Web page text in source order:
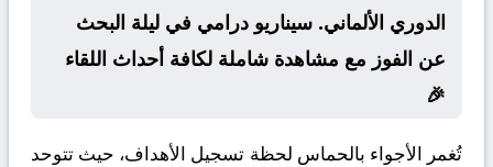
الدوري الألماني. سيناريو درامي في ليلة البحث
عن الفوز مع مشاهدة شاملة لكافة أحداث اللقاء
🎉
تُغمر الأجواء بالحماس لحظة تسجيل الأهداف، حيث تتوحد